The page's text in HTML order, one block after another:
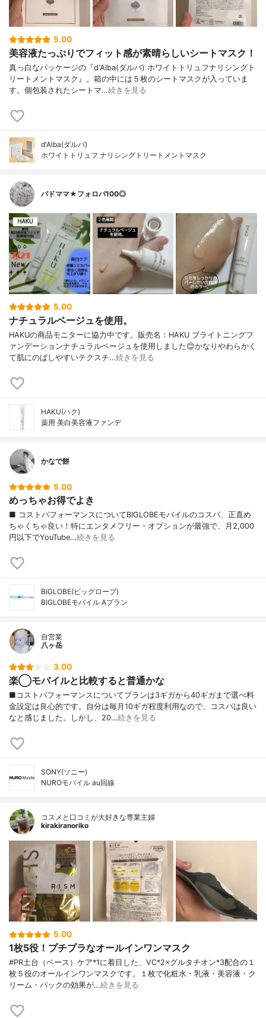
5.00
美容液たっぷりでフィット感が素晴らしいシートマスク！
真っ白なパッケージの『d'Alba(ダルバ) ホワイトトリュフナリシングト
リートメントマスク』。箱の中には５枚のシートマスクが入っていま
す。個包装されたシートマ…続きを見る
d'Alba(ダルバ)
ホワイトトリュフ ナリシングトリートメントマスク
バドママ★フォロバ100◎
5.00
ナチュラルベージュを使用。
HAKUの商品モニターに協力中です。販売名：HAKU ブライトニングフ
ァンデーションナチュラルベージュを使用しました😊かなりやわらかく
て肌にのばしやすいテクスチ…続きを見る
HAKU(ハク)
薬用 美白美容液ファンデ
かなで餅
5.00
めっちゃお得でよき
■ コストパフォーマンスについてBIGLOBEモバイルのコスパ、正直め
ちゃくちゃ良い！特にエンタメフリー・オプションが最強で、月2,000
円以下でYouTube…続きを見る
BIGLOBE(ビッグローブ)
BIGLOBEモバイル Aプラン
自営業
八ヶ岳
3.00
楽◯モバイルと比較すると普通かな
■コストパフォーマンスについてプランは3ギガから40ギガまで選べ料
金設定は良心的です。自分は毎月10ギガ程度利用なので、コスパは良い
なと感じました。しかし、20…続きを見る
SONY(ソニー)
NUROモバイル au回線
コスメと口コミが大好きな専業主婦
kirakiranoriko
5.00
1枚5役！プチプラなオールインワンマスク
#PR土台（ベース）ケア*1に着目した、VC*2×グルタチオン*3配合の１
枚５役のオールインワンマスクです。１枚で化粧水・乳液・美容液・ク
リーム・パックの効果が…続きを見る